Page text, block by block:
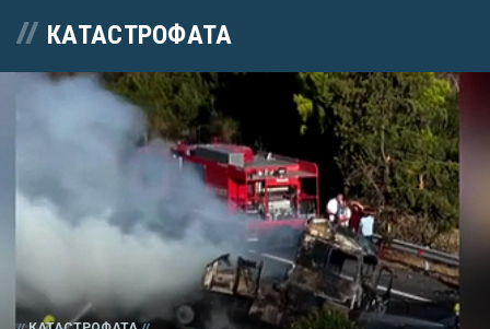
КАТАСТРОФАТА